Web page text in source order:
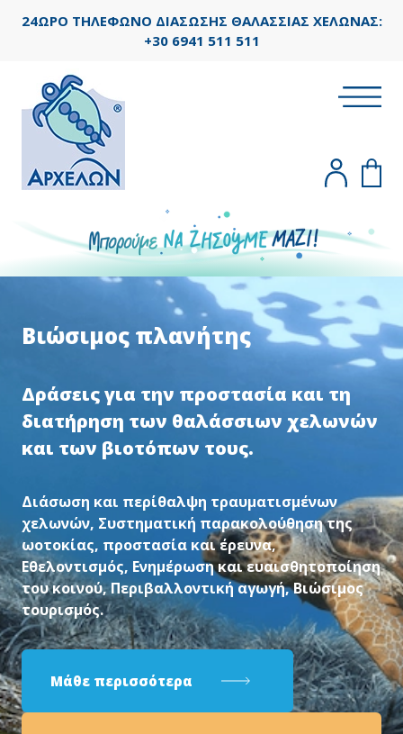
24ΩΡΟ ΤΗΛΕΦΩΝΟ ΔΙΑΣΩΣΗΣ ΘΑΛΑΣΣΙΑΣ ΧΕΛΩΝΑΣ:
+30 6941 511 511
Βιώσιμος πλανήτης
Δράσεις για την προστασία και τη
διατήρηση των θαλάσσιων χελωνών
και των βιοτόπων τους.
Διάσωση και περίθαλψη τραυματισμένων
χελωνών, Συστηματική παρακολούθηση της
ωοτοκίας, προστασία και έρευνα,
Εθελοντισμός, Ενημέρωση και ευαισθητοποίηση
του κοινού, Περιβαλλοντική αγωγή, Βιώσιμος
τουρισμός.
Μάθε περισσότερα